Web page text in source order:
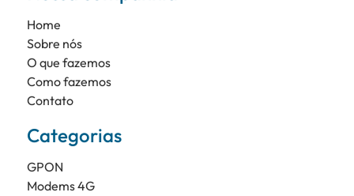
Home
Sobre nós
O que fazemos
Como fazemos
Contato
Categorias
GPON
Modems 4G